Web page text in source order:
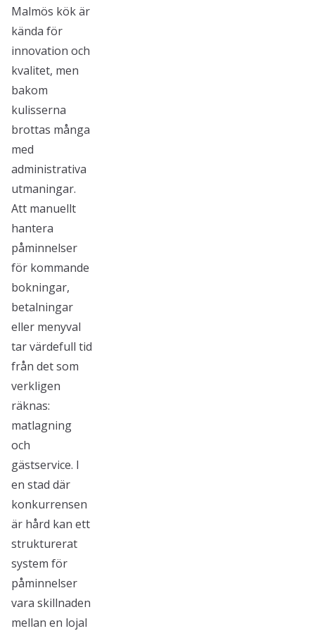
Malmös kök är
kända för
innovation och
kvalitet, men
bakom
kulisserna
brottas många
med
administrativa
utmaningar.
Att manuellt
hantera
påminnelser
för kommande
bokningar,
betalningar
eller menyval
tar värdefull tid
från det som
verkligen
räknas:
matlagning
och
gästservice. I
en stad där
konkurrensen
är hård kan ett
strukturerat
system för
påminnelser
vara skillnaden
mellan en lojal